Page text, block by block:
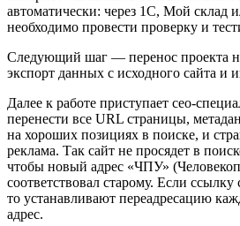
автоматически: через 1С, Мой склад
необходимо провести проверку и
Следующий шаг — перенос проекта
экспорт данных с исходного сайта и
Далее к работе приступает сео-
перенести все URL страницы,
на хороших позициях в поиске, и
реклама. Так сайт не просядет в
чтобы новый адрес «ЧПУ»
соответствовал старому. Если
то устанавливают переадресацию
адрес.